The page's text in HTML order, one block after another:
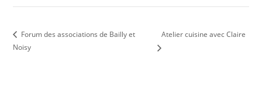
Forum des associations de Bailly et
Noisy
Atelier cuisine avec Claire